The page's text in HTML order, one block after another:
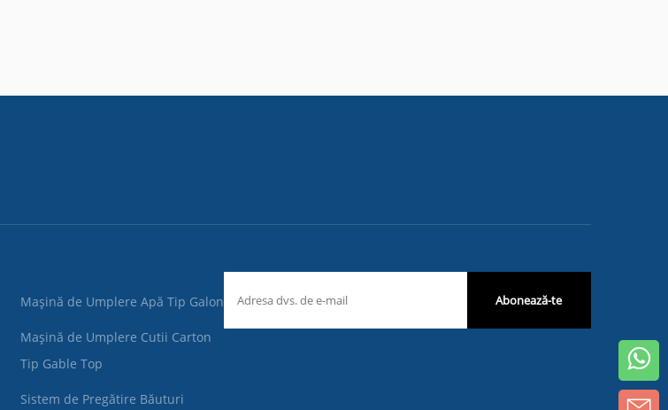
Mașină de Umplere Apă Tip Galon
Mașină de Umplere Cutii Carton
Tip Gable Top
Sistem de Pregătire Băuturi
Abonează-te